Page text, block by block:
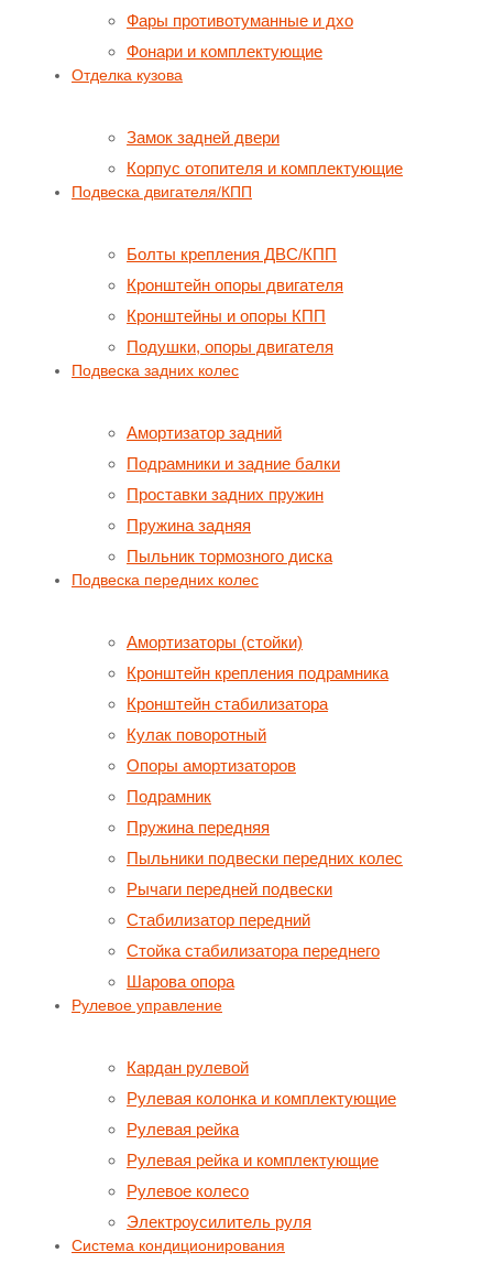
Фары противотуманные и дхо
Фонари и комплектующие
Отделка кузова
Замок задней двери
Корпус отопителя и комплектующие
Подвеска двигателя/КПП
Болты крепления ДВС/КПП
Кронштейн опоры двигателя
Кронштейны и опоры КПП
Подушки, опоры двигателя
Подвеска задних колес
Амортизатор задний
Подрамники и задние балки
Проставки задних пружин
Пружина задняя
Пыльник тормозного диска
Подвеска передних колес
Амортизаторы (стойки)
Кронштейн крепления подрамника
Кронштейн стабилизатора
Кулак поворотный
Опоры амортизаторов
Подрамник
Пружина передняя
Пыльники подвески передних колес
Рычаги передней подвески
Стабилизатор передний
Стойка стабилизатора переднего
Шарова опора
Рулевое управление
Кардан рулевой
Рулевая колонка и комплектующие
Рулевая рейка
Рулевая рейка и комплектующие
Рулевое колесо
Электроусилитель руля
Система кондиционирования